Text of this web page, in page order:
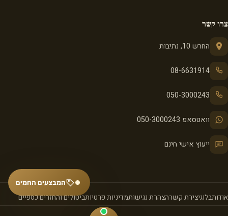
צרו קשר
החרש 10, נתיבות
08-6631914
050-3000243
וואטסאפ 050-3000243
ייעוץ אישי חינם
אודותבלוגיצירת קשרהצהרת נגישותמדיניות פרטיותביטולים והחזרים כספיים
המבצעים החמים